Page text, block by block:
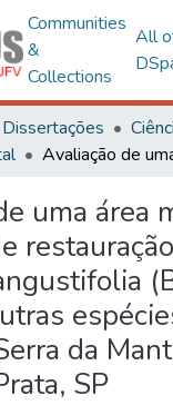
Communities
&
Collections
All
uma área
da
SP